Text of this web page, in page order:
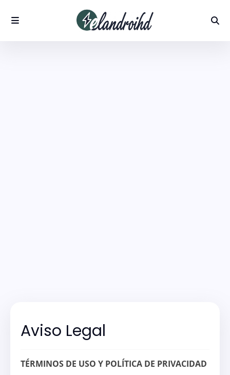
Aviso Legal
TÉRMINOS DE USO Y POLÍTICA DE PRIVACIDAD